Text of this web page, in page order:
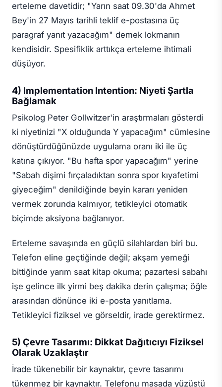
erteleme davetidir; "Yarın saat 09.30'da Ahmet
Bey'in 27 Mayıs tarihli teklif e-postasına üç
paragraf yanıt yazacağım" demek lokmanın
kendisidir. Spesifiklik arttıkça erteleme ihtimali
düşüyor.
4) Implementation Intention: Niyeti Şartla
Bağlamak
Psikolog Peter Gollwitzer'in araştırmaları gösterdi
ki niyetinizi "X olduğunda Y yapacağım" cümlesine
dönüştürdüğünüzde uygulama oranı iki ile üç
katına çıkıyor. "Bu hafta spor yapacağım" yerine
"Sabah dişimi fırçaladıktan sonra spor kıyafetimi
giyeceğim" denildiğinde beyin kararı yeniden
vermek zorunda kalmıyor, tetikleyici otomatik
biçimde aksiyona bağlanıyor.
Erteleme savaşında en güçlü silahlardan biri bu.
Telefon eline geçtiğinde değil; akşam yemeği
bittiğinde yarım saat kitap okuma; pazartesi sabahı
işe gelince ilk yirmi beş dakika derin çalışma; öğle
arasından dönünce iki e-posta yanıtlama.
Tetikleyici fiziksel ve görseldir, irade gerektirmez.
5) Çevre Tasarımı: Dikkat Dağıtıcıyı Fiziksel
Olarak Uzaklaştır
İrade tükenebilir bir kaynaktır, çevre tasarımı
tükenmez bir kaynaktır. Telefonu masada yüzüstü